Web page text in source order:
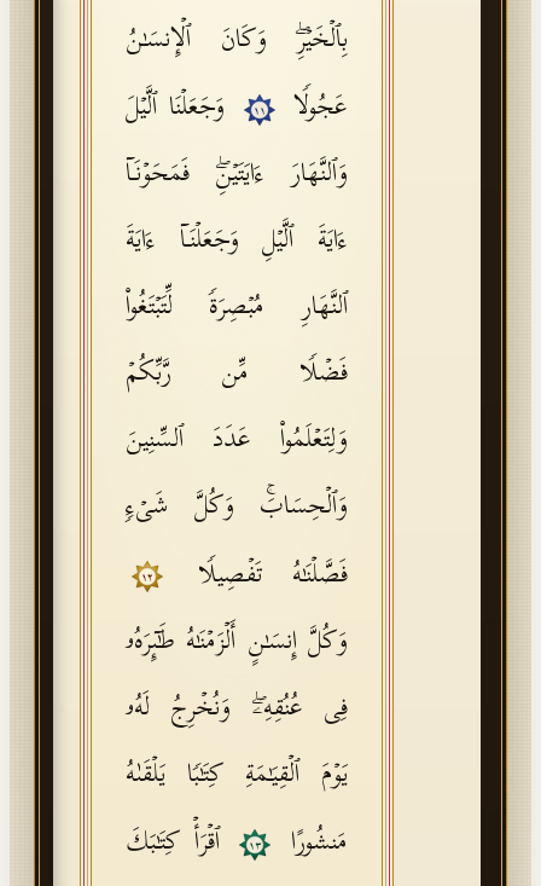
بِٱلۡخَیۡرِۖ وَكَانَ ٱلۡإِنسَـٰنُ
عَجُولࣰا
١١
وَجَعَلۡنَا ٱلَّیۡلَ
وَٱلنَّهَارَ ءَایَتَیۡنِۖ فَمَحَوۡنَاۤ
ءَایَةَ ٱلَّیۡلِ وَجَعَلۡنَاۤ ءَایَةَ
ٱلنَّهَارِ مُبۡصِرَةࣰ لِّتَبۡتَغُوا۟
فَضۡلࣰا مِّن رَّبِّكُمۡ
وَلِتَعۡلَمُوا۟ عَدَدَ ٱلسِّنِینَ
وَٱلۡحِسَابَۚ وَكُلَّ شَیۡءࣲ
فَصَّلۡنَـٰهُ تَفۡصِیلࣰا
١٢
وَكُلَّ إِنسَـٰنٍ أَلۡزَمۡنَـٰهُ طَـٰۤىِٕرَهُۥ
فِی عُنُقِهِۦۖ وَنُخۡرِجُ لَهُۥ
یَوۡمَ ٱلۡقِیَـٰمَةِ كِتَـٰبࣰا یَلۡقَىٰهُ
مَنشُورًا
١٣
ٱقۡرَأۡ كِتَـٰبَكَ